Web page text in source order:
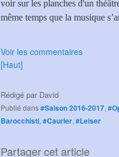
voir sur les planches d'un
même temps que la musique
Voir les commentaires
[Haut]
Rédigé par David
Publié dans#Saison 2016-2017,
Barocchisti, #Caurier, #Leiser
Partager cet article